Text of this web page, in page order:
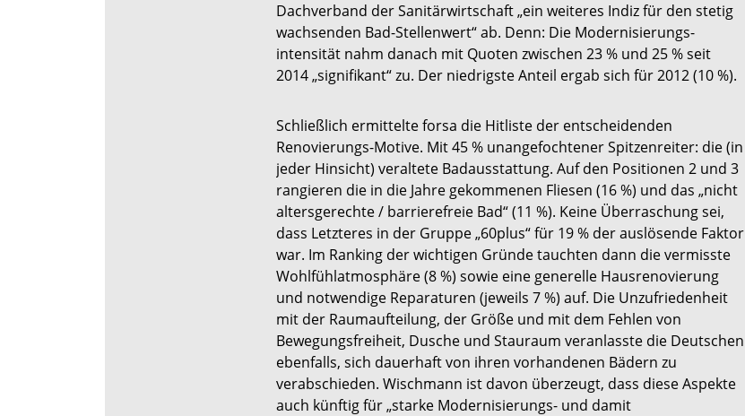
Dachverband der Sanitärwirtschaft „ein weiteres Indiz für den stetig
wachsenden Bad-Stellenwert“ ab. Denn: Die Modernisierungs­
intensität nahm danach mit Quoten zwischen 23 % und 25 % seit
2014 „signifikant“ zu. Der niedrigste Anteil ergab sich für 2012 (10 %).
Schließlich ermittelte forsa die Hitliste der entscheidenden
Renovierungs-Motive. Mit 45 % unangefochtener Spitzenreiter: die (in
jeder Hinsicht) veraltete Badausstattung. Auf den Positionen 2 und 3
rangieren die in die Jahre gekommenen Fliesen (16 %) und das „nicht
altersgerechte / barrierefreie Bad“ (11 %). Keine Überraschung sei,
dass Letzteres in der Gruppe „60plus“ für 19 % der auslösende Faktor
war. Im Ranking der wichtigen Gründe tauchten dann die vermisste
Wohlfühlatmosphäre (8 %) sowie eine generelle Hausrenovierung
und notwendige Reparaturen (jeweils 7 %) auf. Die Unzufriedenheit
mit der Raumaufteilung, der Größe und mit dem Fehlen von
Bewegungsfreiheit, Dusche und Stauraum veranlasste die Deutschen
ebenfalls, sich dauerhaft von ihren vorhandenen Bädern zu
verabschieden. Wischmann ist davon überzeugt, dass diese Aspekte
auch künftig für „starke Modernisierungs- und damit